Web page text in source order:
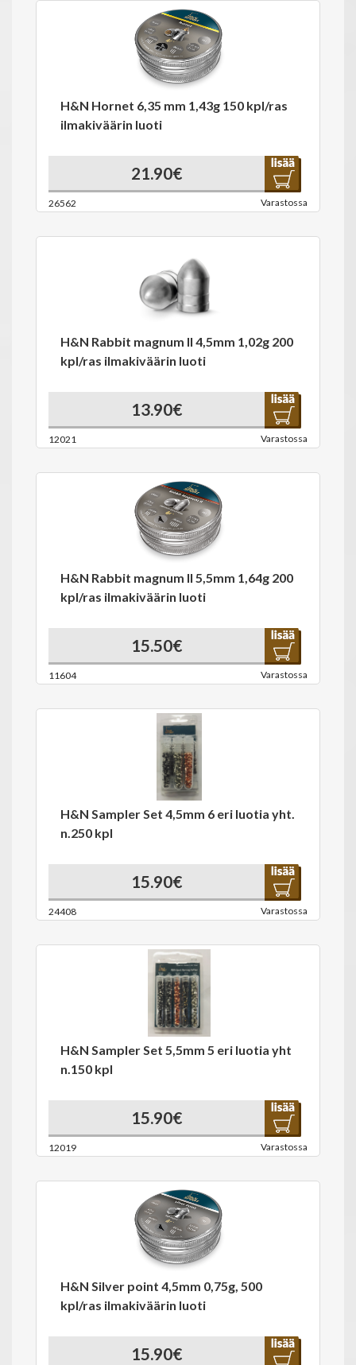
H&N Hornet 6,35 mm 1,43g 150 kpl/ras
ilmakiväärin luoti
21.90€
26562 Varastossa
H&N Rabbit magnum II 4,5mm 1,02g 200
kpl/ras ilmakiväärin luoti
13.90€
12021 Varastossa
H&N Rabbit magnum II 5,5mm 1,64g 200
kpl/ras ilmakiväärin luoti
15.50€
11604 Varastossa
H&N Sampler Set 4,5mm 6 eri luotia yht.
n.250 kpl
15.90€
24408 Varastossa
H&N Sampler Set 5,5mm 5 eri luotia yht
n.150 kpl
15.90€
12019 Varastossa
H&N Silver point 4,5mm 0,75g, 500
kpl/ras ilmakiväärin luoti
15.90€